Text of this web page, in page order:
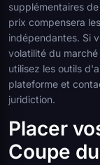
supplémentaires
prix compensera
indépendantes. Si
volatilité du
utilisez les outils
plateforme et
juridiction.
Placer
Coupe